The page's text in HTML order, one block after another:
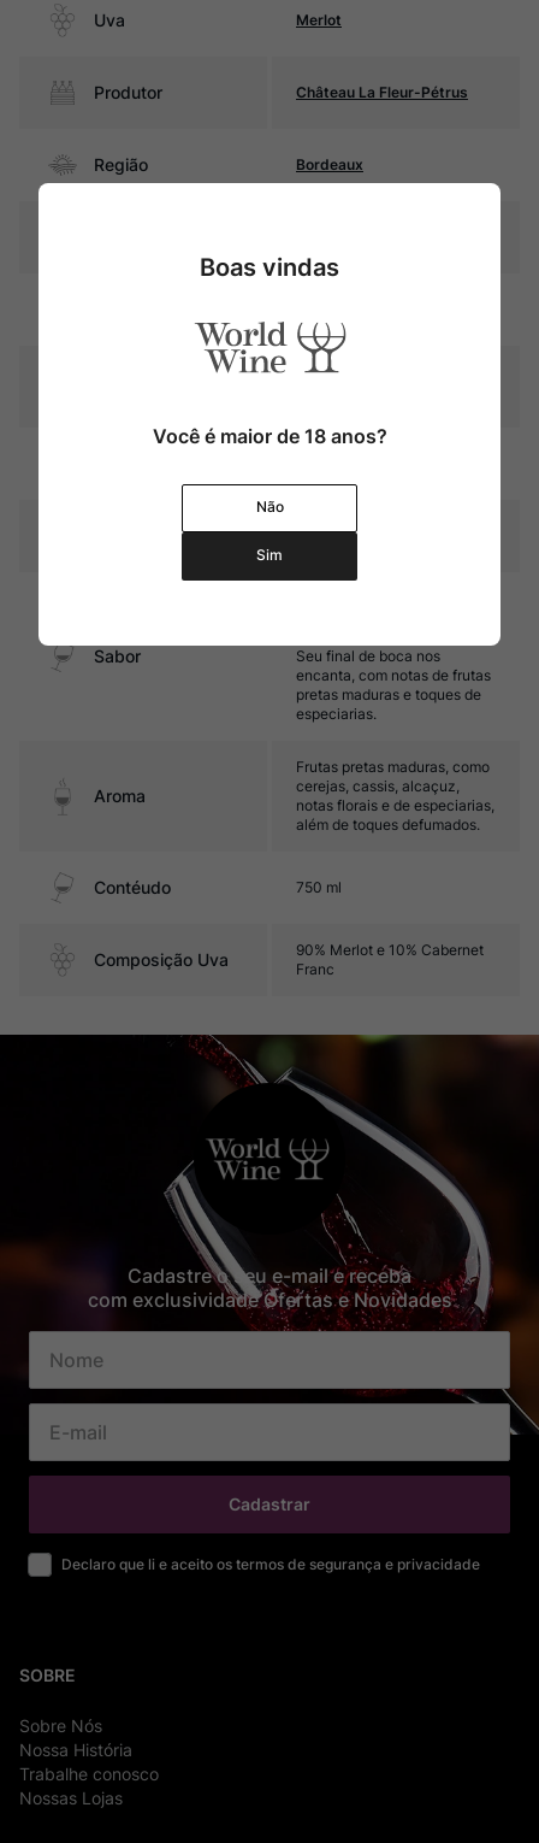
Uva Merlot
Produtor Château La Fleur-Pétrus
Região Bordeaux
violáceos
Graduação Alcóoli
Temperatura 16ºC – 18ºC
Sabor
Seu final de boca nos
encanta, com notas de frutas
pretas maduras e toques de
especiarias.
Aroma
Frutas pretas maduras, como
cerejas, cassis, alcaçuz,
notas florais e de especiarias,
além de toques defumados.
Contéudo 750 ml
Composição Uva
90% Merlot e 10% Cabernet
Franc
Cadastre o seu e-mail e receba
com exclusividade Ofertas e Novidades
Cadastrar
Declaro que li e aceito os termos de segurança e privacidade
SOBRE
Sobre Nós
Nossa História
Trabalhe conosco
Nossas Lojas
Boas vindas
Você é maior de 18 anos?
Não
Sim